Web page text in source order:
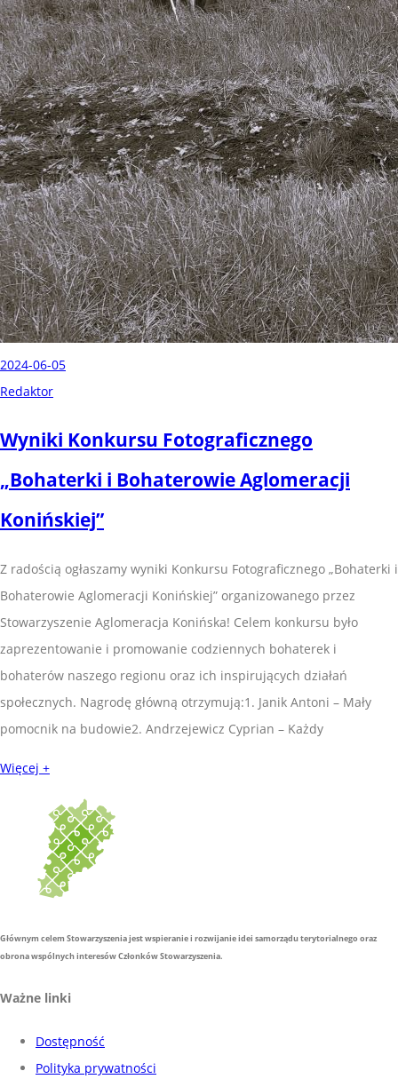
2024-06-05
Redaktor
Wyniki Konkursu Fotograficznego
„Bohaterki i Bohaterowie Aglomeracji
Konińskiej”
Z radością ogłaszamy wyniki Konkursu Fotograficznego „Bohaterki i
Bohaterowie Aglomeracji Konińskiej” organizowanego przez
Stowarzyszenie Aglomeracja Konińska! Celem konkursu było
zaprezentowanie i promowanie codziennych bohaterek i
bohaterów naszego regionu oraz ich inspirujących działań
społecznych. Nagrodę główną otrzymują:1. Janik Antoni – Mały
pomocnik na budowie2. Andrzejewicz Cyprian – Każdy
Więcej +
Głównym celem Stowarzyszenia jest wspieranie i rozwijanie idei samorządu terytorialnego oraz
obrona wspólnych interesów Członków Stowarzyszenia.
Ważne linki
Dostępność
Polityka prywatności